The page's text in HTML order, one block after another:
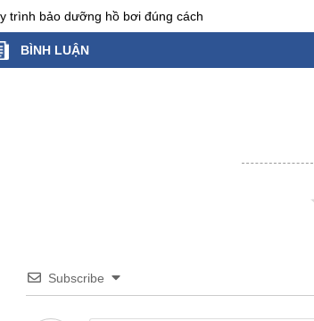
trình bảo dưỡng hồ bơi đúng cách
BÌNH LUẬN
Subscribe